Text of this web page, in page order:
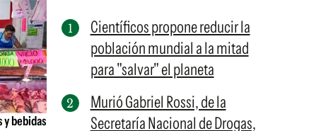
Suscribite x US$ 3,45
y bebidas
Científicos propone reducir la
población mundial a la mitad
para "salvar" el planeta
Murió Gabriel Rossi, de la
Secretaría Nacional de Drogas,